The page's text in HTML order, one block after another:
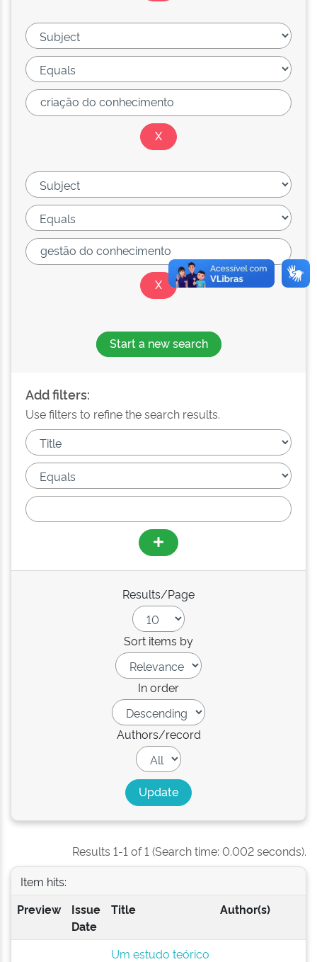
Start a new search
Add filters:
Use filters to refine the search results.
Results/Page
Sort items by
In order
Authors/record
Results 1-1 of 1 (Search time: 0.002 seconds).
Item hits:
Preview
Issue
Date
Title Author(s)
Um estudo teórico